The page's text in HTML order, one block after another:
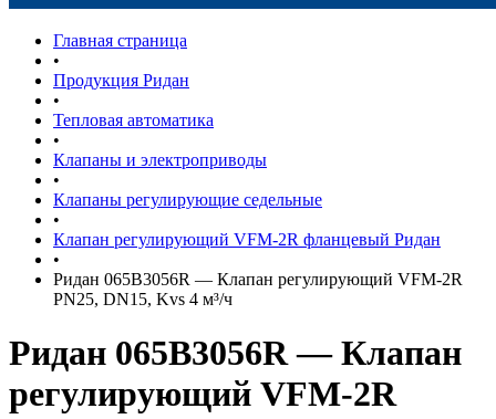
Главная страница
•
Продукция Ридан
•
Тепловая автоматика
•
Клапаны и электроприводы
•
Клапаны регулирующие седельные
•
Клапан регулирующий VFM-2R фланцевый Ридан
•
Ридан 065B3056R — Клапан регулирующий VFM-2R
PN25, DN15, Kvs 4 м³/ч
Ридан 065B3056R — Клапан
регулирующий VFM-2R